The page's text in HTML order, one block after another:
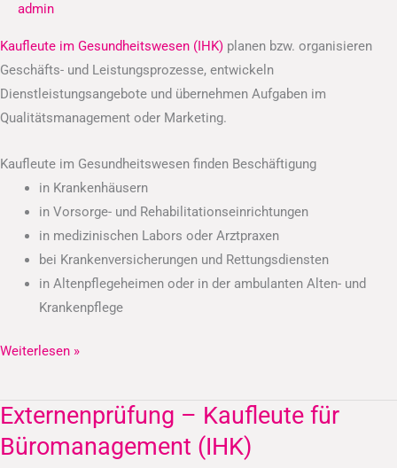
admin
Kaufleute im Gesundheitswesen (IHK) planen bzw. organisieren
Geschäfts- und Leistungsprozesse, entwickeln
Dienstleistungsangebote und übernehmen Aufgaben im
Qualitätsmanagement oder Marketing.
Kaufleute im Gesundheitswesen finden Beschäftigung
in Krankenhäusern
in Vorsorge- und Rehabilitationseinrichtungen
in medizinischen Labors oder Arztpraxen
bei Krankenversicherungen und Rettungsdiensten
in Altenpflegeheimen oder in der ambulanten Alten- und
Krankenpflege
(IHK)
Weiterlesen »
Externenprüfung – Kaufleute für
Büromanagement (IHK)
Externenprüfung
–
Kaufleute